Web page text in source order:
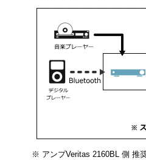
※ アンプVeritas 2160BL 側 推